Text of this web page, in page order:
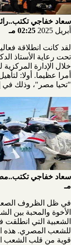
سعاد خفاجي
أبريل 2025
02:25 مـ
لقد كانت انطلاقة
تحت رعاية الأستاذ
خلال الإدارة المركزية
أمرا عظيما. أولا:
"تحيا مصر"، وذلك في
سعاد خفاجي
مـ
في ظل الظروف الصعبة
الأخوة والمحبة بين
الشعبية التي انطلقت
للشعب المصري. هذه
قوية من قلب الشعب